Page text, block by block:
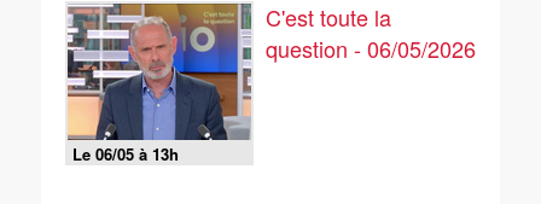
Le 06/05 à 13h
C'est toute la
question - 06/05/2026